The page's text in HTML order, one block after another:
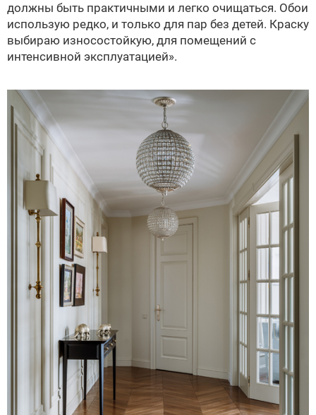
должны быть практичными и легко очищаться. Обои
использую редко, и только для пар без детей. Краску
выбираю износостойкую, для помещений с
интенсивной эксплуатацией».